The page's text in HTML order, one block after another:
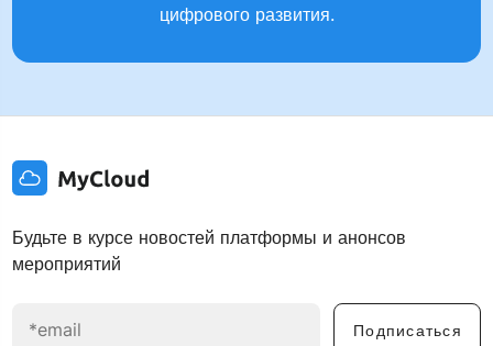
цифрового развития.
Будьте в курсе новостей платформы и анонсов
мероприятий
Подписаться